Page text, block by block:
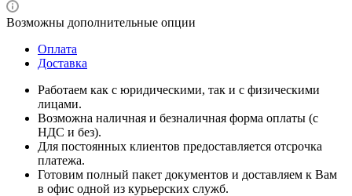
Возможны дополнительные опции
Оплата
Доставка
Работаем как с юридическими, так и с физическими
лицами.
Возможна наличная и безналичная форма оплаты (с
НДС и без).
Для постоянных клиентов предоставляется отсрочка
платежа.
Готовим полный пакет документов и доставляем к Вам
в офис одной из курьерских служб.